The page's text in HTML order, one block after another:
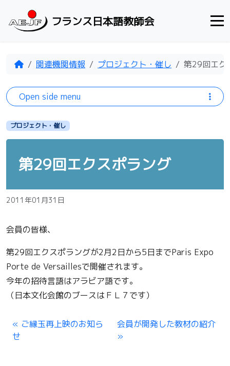
フランス日本語教師会
Home関連機関情報 プロジェクト・催し 第29回エク
プロジェクト・催し
第29回エクスポラング
2011年01月31日
会員の皆様、
第29回エクスポラングが2月2日から5日までParis Expo
Porte de Versaillesで開催されます。
今年の招待言語はアラビア語です。
（日本文化会館のブースはＦＬ７です）
ご縁玉再上映のお知ら
せ
会員が開発した教材の紹介
Open side menu